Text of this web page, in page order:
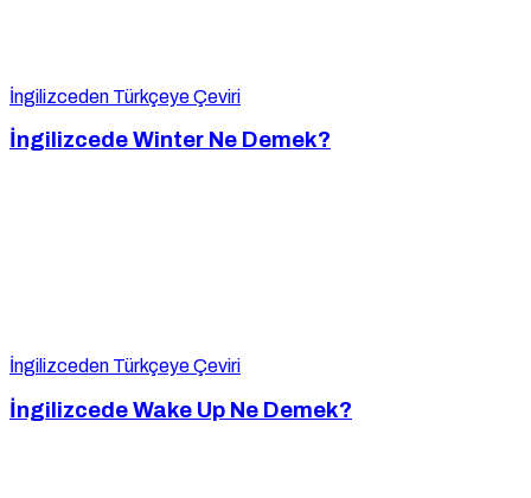
İngilizceden Türkçeye Çeviri
İngilizcede Winter Ne Demek?
İngilizceden Türkçeye Çeviri
İngilizcede Wake Up Ne Demek?